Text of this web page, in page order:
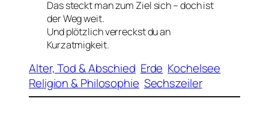
Das steckt man zum Ziel sich – doch ist
der Weg weit.
Und plötzlich verreckst du an
Kurzatmigkeit.
Alter, Tod & Abschied Erde Kochelsee
Religion & Philosophie Sechszeiler